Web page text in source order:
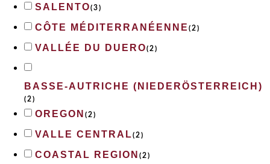
SALENTO(3)
CÔTE MÉDITERRANÉENNE (2)
VALLÉE DU DUERO(2)
BASSE-AUTRICHE (NIEDERÖSTERREICH)
(2)
OREGON (2)
VALLE CENTRAL(2)
COASTAL REGION (2)